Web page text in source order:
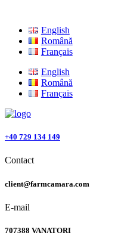
English
Română
Français
English
Română
Français
+40 729 134 149
Contact
client@farmcamara.com
E-mail
707388 VANATORI